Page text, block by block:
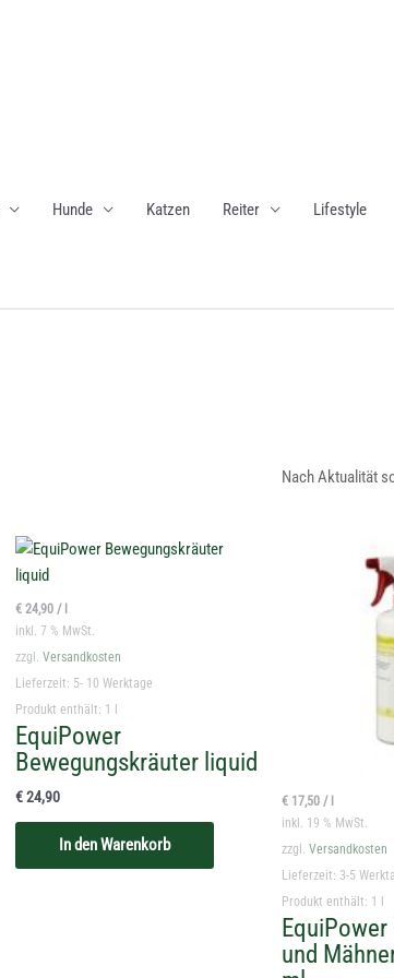
Hunde Katzen Reiter Lifestyle
€ 24,90 /
inkl. 7 % MwSt.
zzgl. Versandkosten
Lieferzeit: 5- 10 Werktage
Produkt enthält: 1
EquiPower
Bewegungskräuter liquid
€24,90
In den Warenkorb
€ 17,50 /
inkl. 19 % MwSt.
zzgl. Versandkosten
Lieferzeit: 3-5
Produkt enthält: 1
und